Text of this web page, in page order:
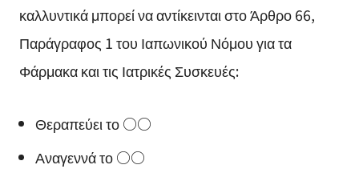
καλλυντικά μπορεί να αντίκεινται στο Άρθρο 66,
Παράγραφος 1 του Ιαπωνικού Νόμου για τα
Φάρμακα και τις Ιατρικές Συσκευές:
Θεραπεύει το ○○
Αναγεννά το ○○